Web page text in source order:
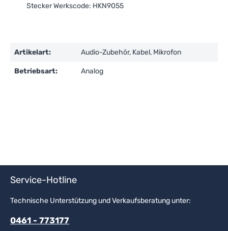
Stecker Werkscode: HKN9055
Artikelart: Audio-Zubehör, Kabel, Mikrofon
Betriebsart: Analog
Service-Hotline
Technische Unterstützung und Verkaufsberatung unter:
0461 - 773177